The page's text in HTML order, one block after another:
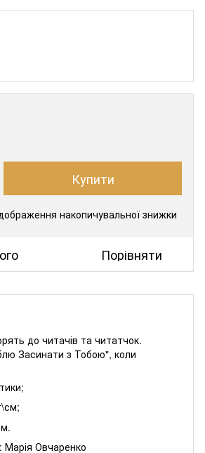
Купити
накопичувальної знижки
Порівняти
до читачів та читатчок.
Засинати з Тобою", коли
Марія Овчаренко